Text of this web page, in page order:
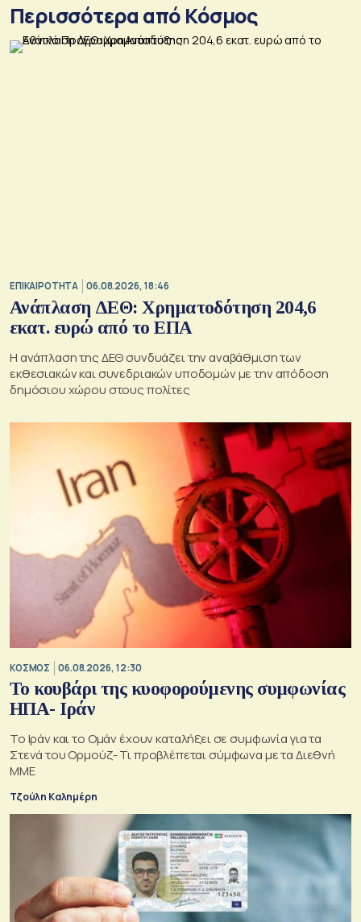
Περισσότερα από Κόσμος
ΕΠΙΚΑΙΡΟΤΗΤΑ 06.08.2026, 18:46
Ανάπλαση ΔΕΘ: Χρηματοδότηση 204,6
εκατ. ευρώ από το ΕΠΑ
Η ανάπλαση της ΔΕΘ συνδυάζει την αναβάθμιση των
εκθεσιακών και συνεδριακών υποδομών με την απόδοση
δημόσιου χώρου στους πολίτες
ΚΟΣΜΟΣ 06.08.2026, 12:30
Το κουβάρι της κυοφορούμενης συμφωνίας
ΗΠΑ- Ιράν
Το Ιράν και το Ομάν έχουν καταλήξει σε συμφωνία για τα
Στενά του Ορμούζ- Τι προβλέπεται σύμφωνα με τα Διεθνή
ΜΜΕ
Τζούλη Καλημέρη